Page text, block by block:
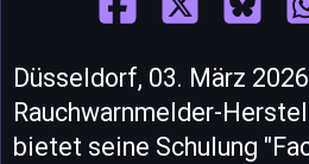
Düsseldorf, 03. März
Rauchwarnmelder-
bietet seine Schulung